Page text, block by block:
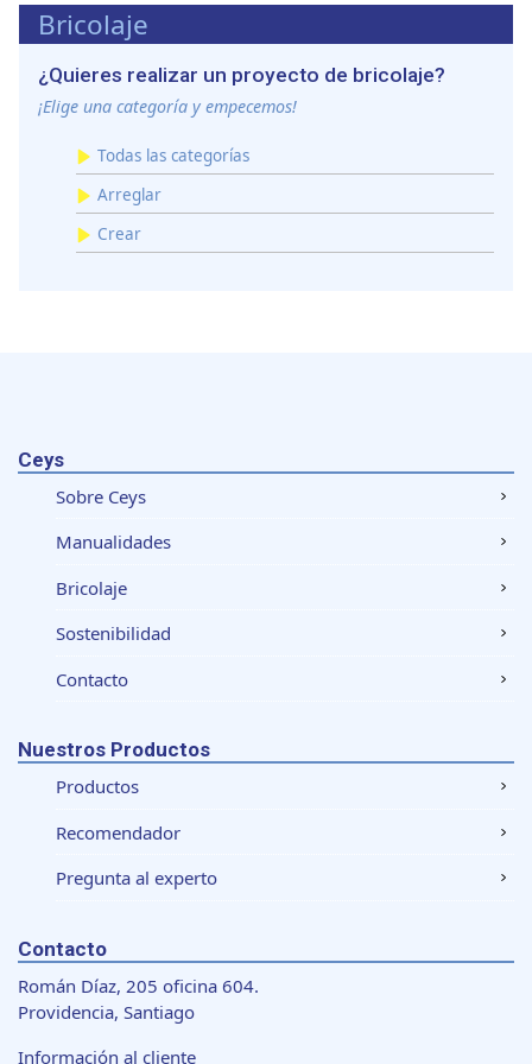
web, quienes pueden combinarla con otra información
que les haya proporcionado o que hayan recopilado a
partir del uso que haya hecho de sus servicios.
Bricolaje
¿Quieres realizar un proyecto de bricolaje?
¡Elige una categoría y empecemos!
Todas las categorías
Arreglar
Crear
Ceys
Sobre Ceys
Manualidades
Bricolaje
Sostenibilidad
Contacto
Nuestros Productos
Productos
Recomendador
Pregunta al experto
Contacto
Román Díaz, 205 oficina 604.
Providencia, Santiago
Información al cliente